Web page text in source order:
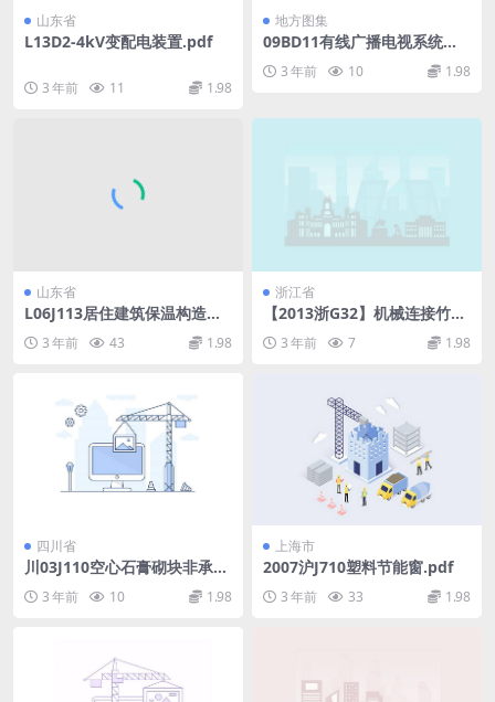
山东省
L13D2-4kV变配电装置.pdf
3 年前 11 1.98
地方图集
09BD11有线广播电视系统工
3 年前 10 1.98
山东省
L06J113居住建筑保温构造详
3 年前 43 1.98
浙江省
【2013浙G32】机械连接竹节
3 年前 7 1.98
四川省
川03J110空心石膏砌块非承重
3 年前 10 1.98
上海市
2007沪J710塑料节能窗.pdf
3 年前 33 1.98